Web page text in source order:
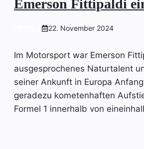
Emerson Fittipaldi
22. November 2024
Im Motorsport war Emerson
ausgesprochenes Naturtalent
seiner Ankunft in Europa
geradezu kometenhaften
Formel 1 innerhalb von